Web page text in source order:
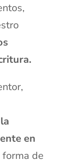
en
forma de